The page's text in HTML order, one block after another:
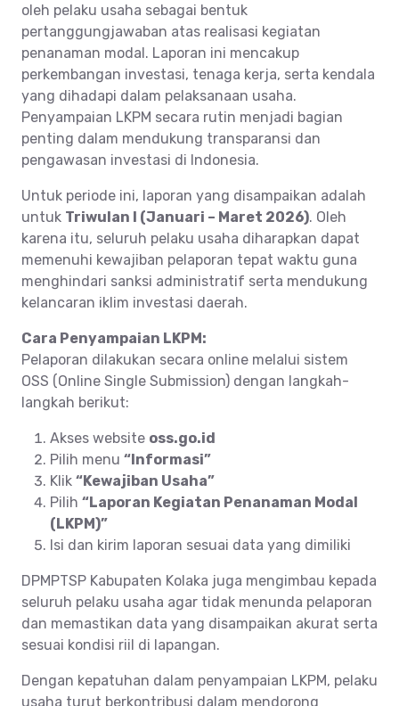
oleh pelaku usaha sebagai bentuk
pertanggungjawaban atas realisasi kegiatan
penanaman modal. Laporan ini mencakup
perkembangan investasi, tenaga kerja, serta kendala
yang dihadapi dalam pelaksanaan usaha.
Penyampaian LKPM secara rutin menjadi bagian
penting dalam mendukung transparansi dan
pengawasan investasi di Indonesia.
Untuk periode ini, laporan yang disampaikan adalah
untuk Triwulan I (Januari – Maret 2026). Oleh
karena itu, seluruh pelaku usaha diharapkan dapat
memenuhi kewajiban pelaporan tepat waktu guna
menghindari sanksi administratif serta mendukung
kelancaran iklim investasi daerah.
Cara Penyampaian LKPM:
Pelaporan dilakukan secara online melalui sistem
OSS (Online Single Submission) dengan langkah-
langkah berikut:
Akses website oss.go.id
Pilih menu “Informasi”
Klik “Kewajiban Usaha”
Pilih “Laporan Kegiatan Penanaman Modal
(LKPM)”
Isi dan kirim laporan sesuai data yang dimiliki
DPMPTSP Kabupaten Kolaka juga mengimbau kepada
seluruh pelaku usaha agar tidak menunda pelaporan
dan memastikan data yang disampaikan akurat serta
sesuai kondisi riil di lapangan.
Dengan kepatuhan dalam penyampaian LKPM, pelaku
usaha turut berkontribusi dalam mendorong